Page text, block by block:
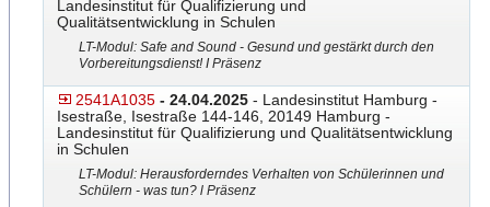
Landesinstitut für Qualifizierung und
Qualitätsentwicklung in Schulen
LT-Modul: Safe and Sound - Gesund und gestärkt durch den
Vorbereitungsdienst! I Präsenz
2541A1035 - 24.04.2025 - Landesinstitut Hamburg -
Isestraße, Isestraße 144-146, 20149 Hamburg -
Landesinstitut für Qualifizierung und Qualitätsentwicklung
in Schulen
LT-Modul: Herausforderndes Verhalten von Schülerinnen und
Schülern - was tun? l Präsenz